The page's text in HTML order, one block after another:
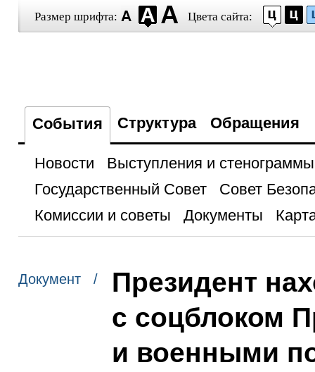
Размер шрифта: Цвета сайта:
События Структура Обращения
Новости
Выступления и стенограммы
Государственный Совет
Совет
Комиссии и советы
Документы
Документ /
Президент
с соцблоком
и военными